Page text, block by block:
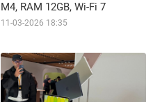
M4, RAM 12GB, Wi-Fi 7
11-03-2026 18:35